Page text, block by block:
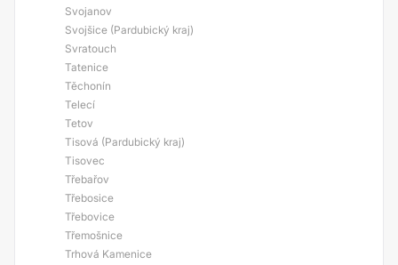
Svojanov
Svojšice (Pardubický kraj)
Svratouch
Tatenice
Těchonín
Telecí
Tetov
Tisová (Pardubický kraj)
Tisovec
Třebařov
Třebosice
Třebovice
Třemošnice
Trhová Kamenice